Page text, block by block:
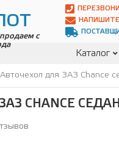
с
НАПИШИТЕ
Каталог
Авточехол для ЗАЗ Chance
CHANCE СЕДАН